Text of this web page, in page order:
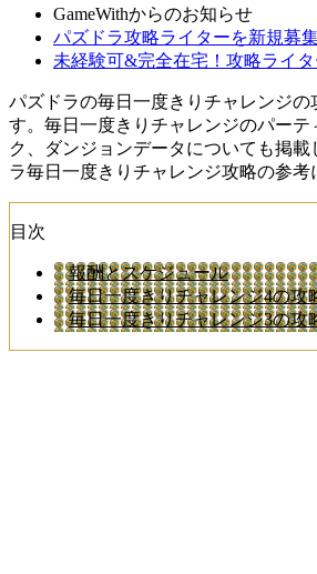
GameWithからのお知らせ
パズドラ攻略ライターを新規募集
未経験可&完全在宅！攻略ライタ
パズドラの毎日一度きりチャレンジの
す。毎日一度きりチャレンジのパーテ
ク、ダンジョンデータについても掲載
ラ毎日一度きりチャレンジ攻略の参考
目次
報酬とスケジュール
毎日一度きりチャレンジ4の攻
毎日一度きりチャレンジ3の攻